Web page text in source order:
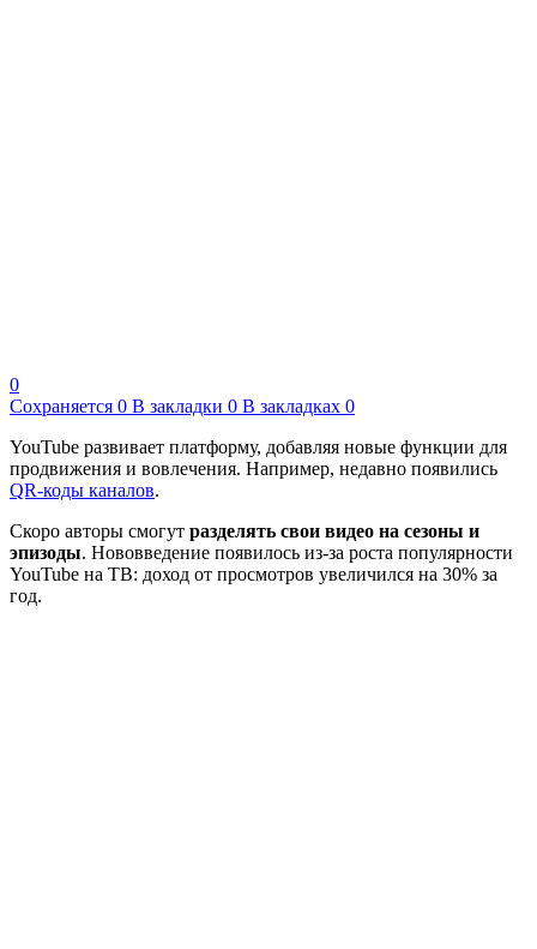
0
Сохраняется 0 В закладки 0 В закладках 0
YouTube развивает платформу, добавляя новые функции для
продвижения и вовлечения. Например, недавно появились
QR-коды каналов.
Скоро авторы смогут разделять свои видео на сезоны и
эпизоды. Нововведение появилось из-за роста популярности
YouTube на ТВ: доход от просмотров увеличился на 30% за
год.